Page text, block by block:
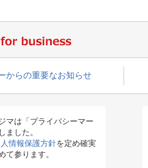
からの重要なお知らせ
マは「プライバシーマー
ました。
情報保護方針を定め確実
て参ります。